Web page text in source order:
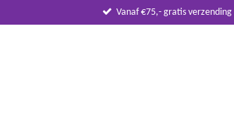
Vanaf €75,- gratis verzending